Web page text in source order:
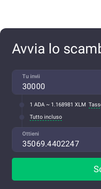
Avvia lo
Tu invii
1 ADA ~ 1.168981 XLM
Tutto incluso
Ottieni